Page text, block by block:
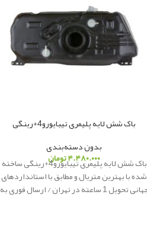
باک شش لایه پلیمری تیبایورو4+رینگی
بدون دسته‌بندی
۴.۴۸۰.۰۰۰تومانباک شش لایه پلیمری تیبایورو4+رینگی ساخته
شده با بهترین متریال و مطابق با استانداردهای
جهانی تحویل 1 ساعته در تهران / ارسال فوری به